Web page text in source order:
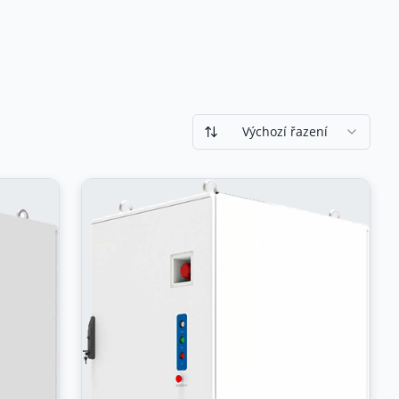
Výchozí řazení